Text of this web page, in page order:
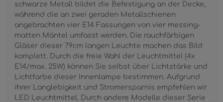
schwarze Metall bildet die Befestigung an der Decke,
während die an zwei geraden Metallschienen
angebrachten vier E14 Fassungen von vier messing-
matten Mäntel umfasst werden. Die rauchfärbigen
Gläser dieser 79cm langen Leuchte machen das Bild
komplett. Durch die freie Wahl der Leuchtmittel (4x
E14/max. 25W) können Sie selbst über Lichtstärke und
Lichtfarbe dieser Innenlampe bestimmen. Aufgrund
ihrer Langlebigkeit und Stromersparnis empfehlen wir
LED Leuchtmittel. Durch andere Modelle dieser Serie